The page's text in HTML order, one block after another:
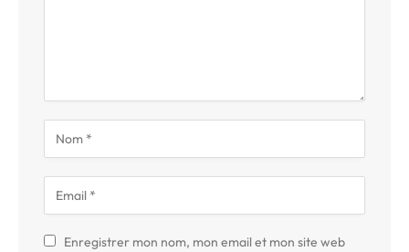
Enregistrer mon nom, mon email et mon site web